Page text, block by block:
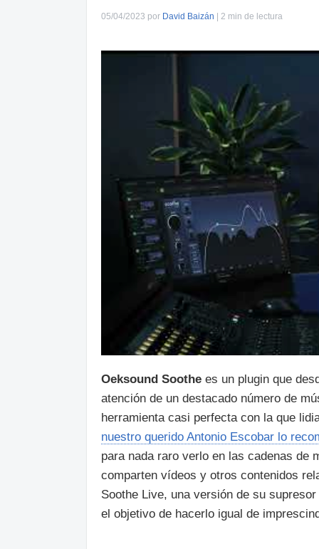
05/04/2023 por David Baizán | 2 min de lectura
Oeksound Soothe es un plugin que
atención de un destacado número de
herramienta casi perfecta con la que
nuestro querido Antonio Escobar lo
para nada raro verlo en las cadenas de
comparten vídeos y otros contenidos
Soothe Live, una versión de su
el objetivo de hacerlo igual de